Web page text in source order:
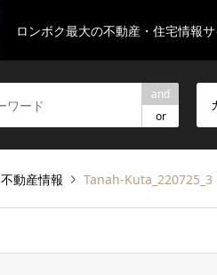
ロンボク最大の不動産・住宅情報サ
and
or
不動産情報 Tanah-Kuta_220725_3